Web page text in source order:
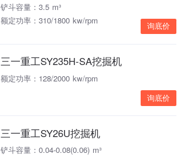
铲斗容量：3.5 m³
额定功率：310/1800 kw/rpm
询底价
三一重工SY235H-SA挖掘机
额定功率：128/2000 kw/rpm
询底价
三一重工SY26U挖掘机
铲斗容量：0.04-0.08(0.06) m³